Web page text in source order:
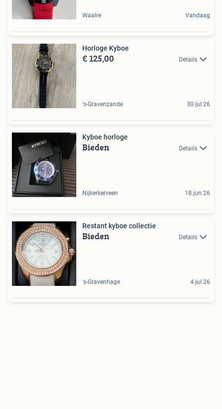
Waalre Vandaag
Horloge Kyboe
€ 125,00 Details
's-Gravenzande 30 jul 26
Kyboe horloge
Bieden Details
Nijkerkerveen 18 jun 26
Restant kyboe collectie
Bieden Details
's-Gravenhage 4 jul 26